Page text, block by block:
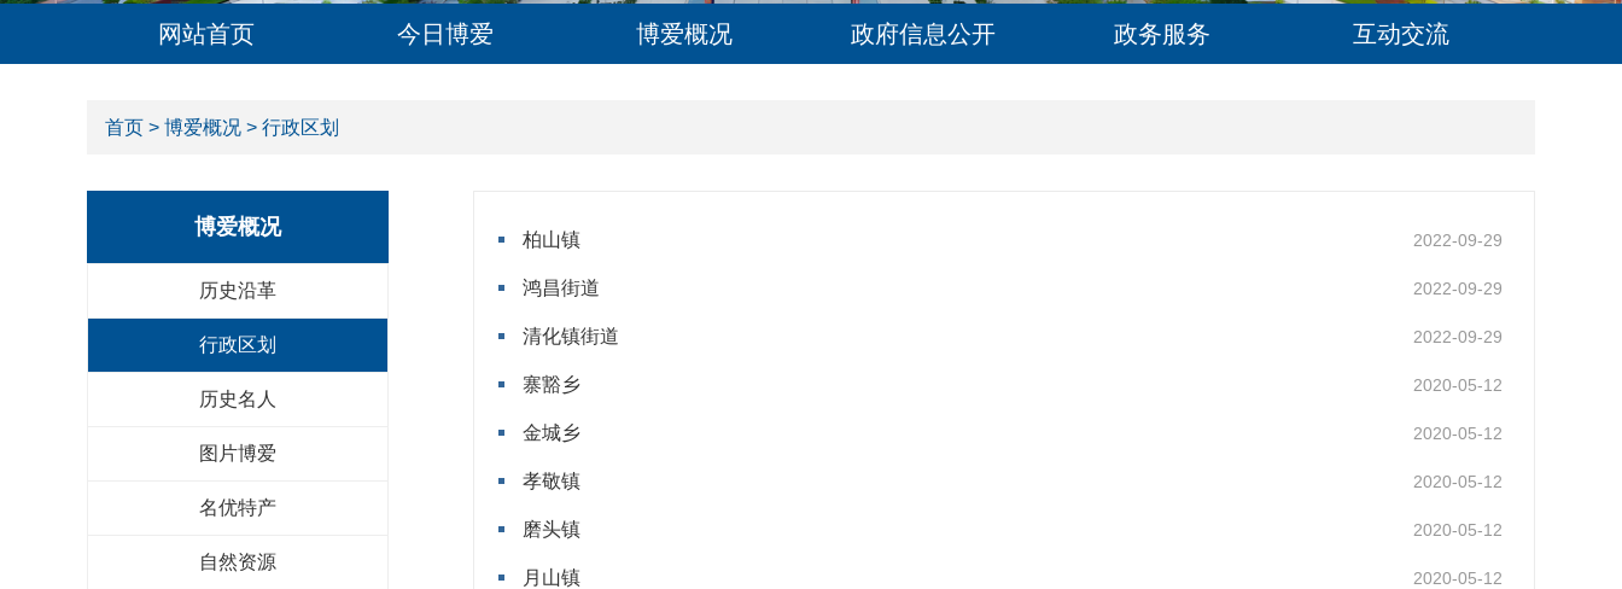
网站首页 今日博爱 博爱概况 政府信息公开 政务服务 互动交流
首页 > 博爱概况 > 行政区划
博爱概况
历史沿革
行政区划
历史名人
图片博爱
名优特产
自然资源
2022-09-29
柏山镇
2022-09-29
鸿昌街道
2022-09-29
清化镇街道
2020-05-12
寨豁乡
2020-05-12
金城乡
2020-05-12
孝敬镇
2020-05-12
磨头镇
2020-05-12
月山镇